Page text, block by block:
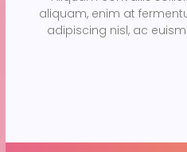
aliquam, enim at
adipiscing nisl, ac